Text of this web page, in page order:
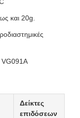
και 20g.
VG091A
Δείκτες
επιδόσεων